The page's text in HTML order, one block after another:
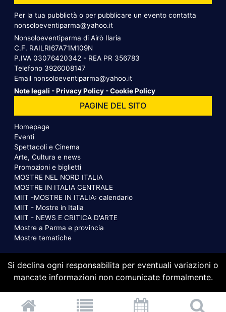
Per la tua pubblictà o per pubblicare un evento contatta
nonsoloeventiparma@yahoo.it
Nonsoloeventiparma di Airò Ilaria
C.F. RAILRI67A71M109N
P.IVA 03076420342 - REA PR 356783
Telefono 3926008147
Email nonsoloeventiparma@yahoo.it
Note legali -Privacy Policy -Cookie Policy
PAGINE DEL SITO
Homepage
Eventi
Spettacoli e Cinema
Arte, Cultura e news
Promozioni e biglietti
MOSTRE NEL NORD ITALIA
MOSTRE IN ITALIA CENTRALE
MIIT -MOSTRE IN ITALIA: calendario
MIIT - Mostre in Italia
MIIT - NEWS E CRITICA D'ARTE
Mostre a Parma e provincia
Mostre tematiche
Si declina ogni responsabilita per eventuali variazioni o
mancate informazioni non comunicate formalmente.